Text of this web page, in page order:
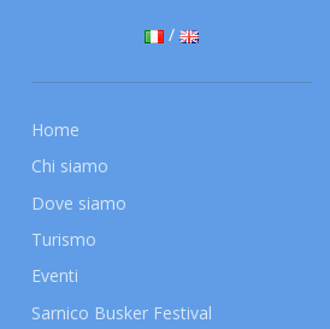
/
Home
Chi siamo
Dove siamo
Turismo
Eventi
Sarnico Busker Festival